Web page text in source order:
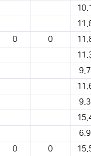
0 0
9.7
9.3
6.9
0 0